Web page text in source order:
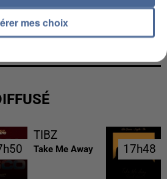
SUPPOSÉS DE LA DZ
EN ALGÉRIE
TIBZ
Take Me Away 17h48
17h48
mes choix